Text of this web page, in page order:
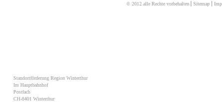
Standortförderung Region Winterthur
Im Hauptbahnhof
Postfach
CH-8401 Winterthur
© 2012 alle Rechte vorbehalten Sitemap